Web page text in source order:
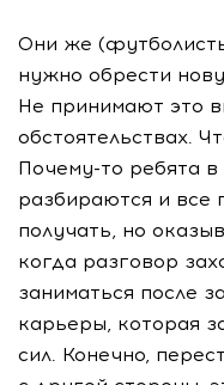
Они же
нужно обрести
Не принимают это
обстоятельствах.
Почему-то ребята
разбираются и все
получать, но
когда разговор
заниматься после
карьеры, которая
сил. Конечно,